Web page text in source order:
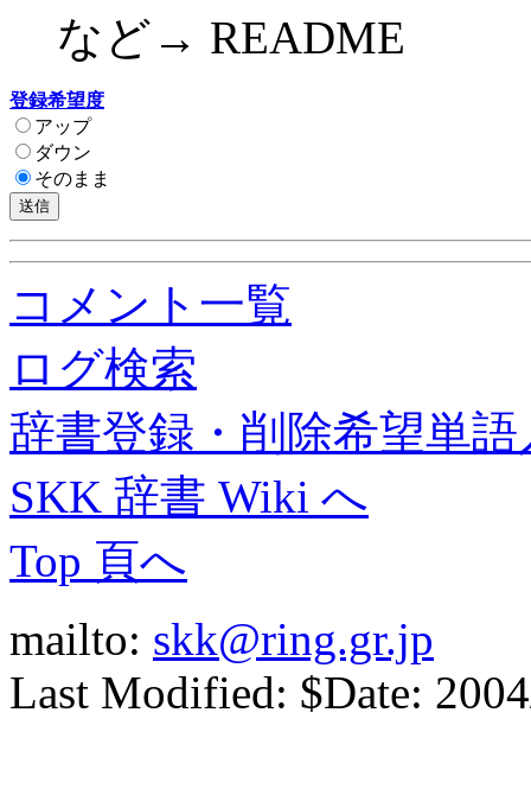
など→ README
登録希望度
アップ
ダウン
そのまま
コメント一覧
ログ検索
辞書登録・削除希望単
SKK 辞書 Wiki へ
Top 頁へ
mailto: skk@ring.gr.jp
Last Modified: $Date: